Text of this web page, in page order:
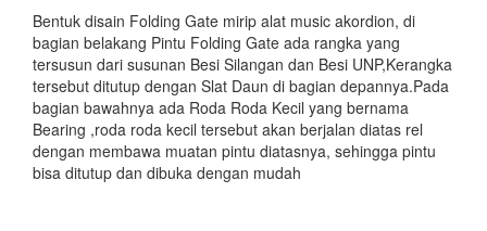
Bentuk disain Folding Gate mirip alat music akordion, di
bagian belakang Pintu Folding Gate ada rangka yang
tersusun dari susunan Besi Silangan dan Besi UNP,Kerangka
tersebut ditutup dengan Slat Daun di bagian depannya.Pada
bagian bawahnya ada Roda Roda Kecil yang bernama
Bearing ,roda roda kecil tersebut akan berjalan diatas rel
dengan membawa muatan pintu diatasnya, sehingga pintu
bisa ditutup dan dibuka dengan mudah